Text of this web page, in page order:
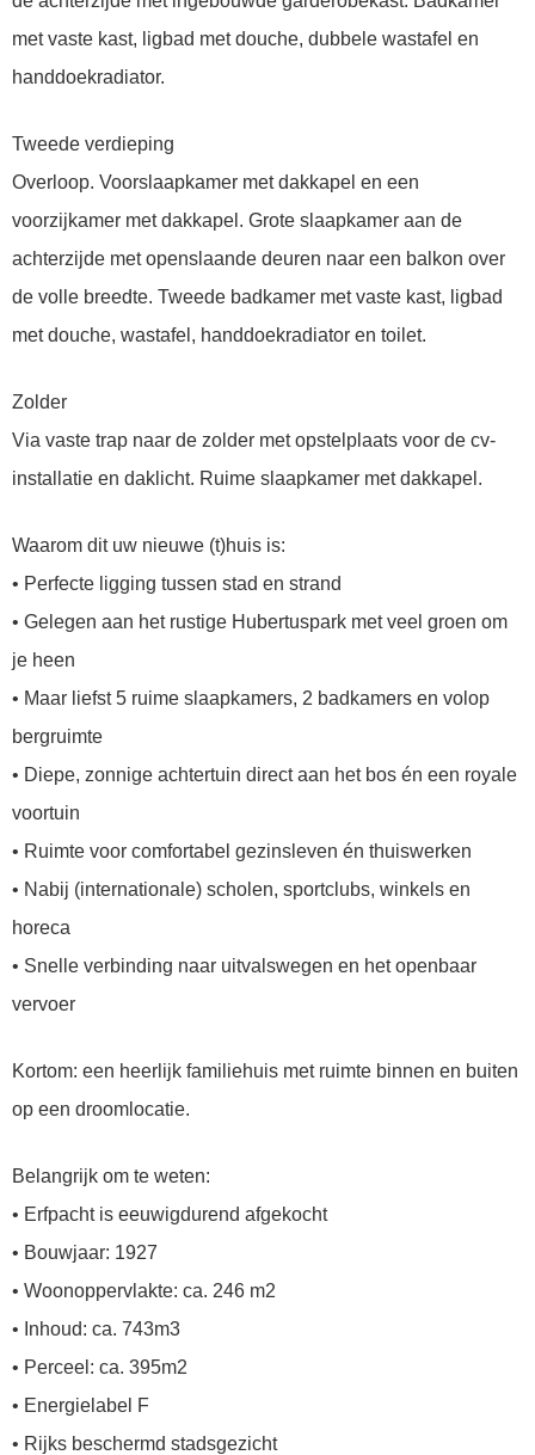
met vaste kast, ligbad met douche, dubbele wastafel en
handdoekradiator.
Tweede verdieping
Overloop. Voorslaapkamer met dakkapel en een
voorzijkamer met dakkapel. Grote slaapkamer aan de
achterzijde met openslaande deuren naar een balkon over
de volle breedte. Tweede badkamer met vaste kast, ligbad
met douche, wastafel, handdoekradiator en toilet.
Zolder
Via vaste trap naar de zolder met opstelplaats voor de cv-
installatie en daklicht. Ruime slaapkamer met dakkapel.
Waarom dit uw nieuwe (t)huis is:
• Perfecte ligging tussen stad en strand
• Gelegen aan het rustige Hubertuspark met veel groen om
je heen
• Maar liefst 5 ruime slaapkamers, 2 badkamers en volop
bergruimte
• Diepe, zonnige achtertuin direct aan het bos én een royale
voortuin
• Ruimte voor comfortabel gezinsleven én thuiswerken
• Nabij (internationale) scholen, sportclubs, winkels en
horeca
• Snelle verbinding naar uitvalswegen en het openbaar
vervoer
Kortom: een heerlijk familiehuis met ruimte binnen en buiten
op een droomlocatie.
Belangrijk om te weten:
• Erfpacht is eeuwigdurend afgekocht
• Bouwjaar: 1927
• Woonoppervlakte: ca. 246 m2
• Inhoud: ca. 743m3
• Perceel: ca. 395m2
• Energielabel F
• Rijks beschermd stadsgezicht